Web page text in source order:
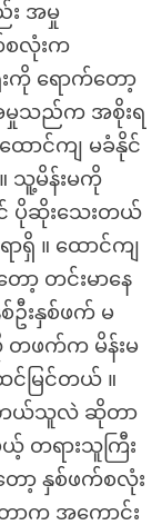
း အမှု
စလုံးက
ကို ရောက်တော့
သည်က အစိုးရ
ောင်ကျ မခံနိုင်
သူ့မိန်းမကို
ပိုဆိုးသေးတယ်
။ ထောင်ကျ
တင်းမာနေ
းနှစ်ဖက် မ
တဖက်က မိန်းမ
င်မြင်တယ် ။
း ဘယ်သူလဲ ဆိုတာ
တရားသူကြီး
ာ့ နှစ်ဖက်စလုံး
က အကောင်း